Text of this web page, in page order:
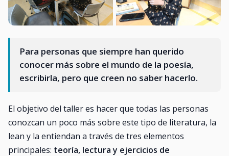
Para personas que siempre han querido
conocer más sobre el mundo de la poesía,
escribirla, pero que creen no saber hacerlo.
El objetivo del taller es hacer que todas las personas
conozcan un poco más sobre este tipo de literatura, la
lean y la entiendan a través de tres elementos
principales: teoría, lectura y ejercicios de